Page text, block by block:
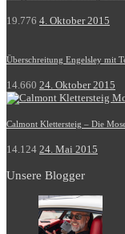
19.776 4. Oktober 2015
Überschreitung Engelsley mit
14.660 24. Oktober 2015
Calmont Klettersteig – Die
14.124 24. Mai 2015
Unsere Blogger